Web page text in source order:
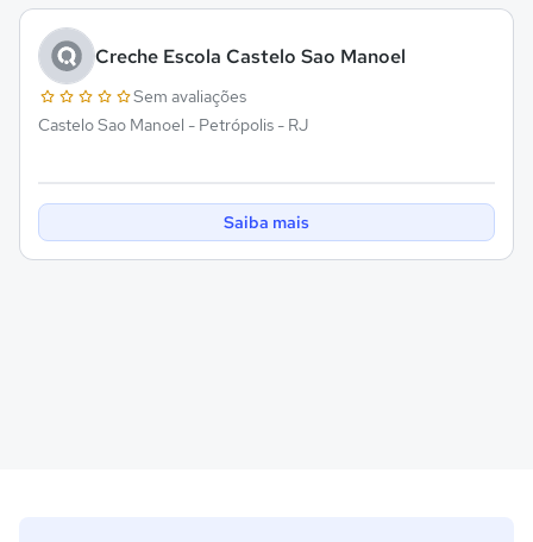
Creche Escola Castelo Sao Manoel
Sem avaliações
Castelo Sao Manoel - Petrópolis - RJ
Saiba mais